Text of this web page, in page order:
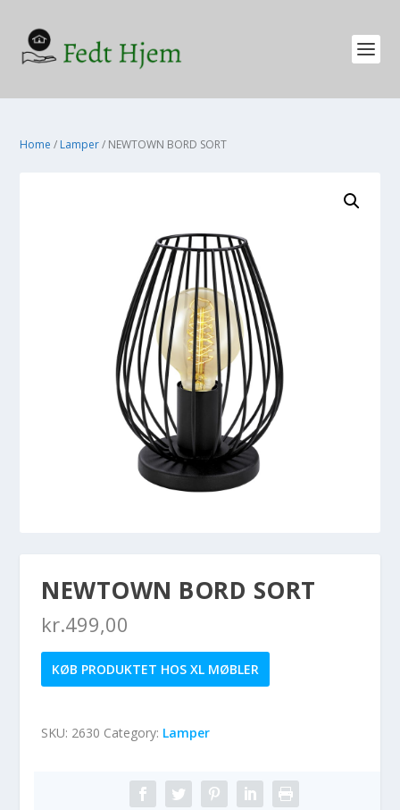
Home / Lamper/ NEWTOWN BORD SORT
NEWTOWN BORD SORT
kr.499,00
KØB PRODUKTET HOS XL MØBLER
SKU: 2630 Category: Lamper